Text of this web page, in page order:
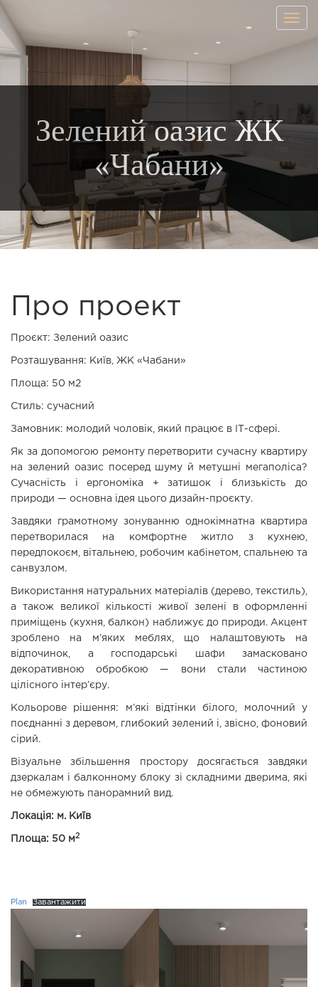
Зелений оазис ЖК
«Чабани»
Про проект
Проєкт: Зелений оазис
Розташування: Київ, ЖК «Чабани»
Площа: 50 м2
Стиль: сучасний
Замовник: молодий чоловік, який працює в ІТ-сфері.
Як за допомогою ремонту перетворити сучасну квартиру
на зелений оазис посеред шуму й метушні мегаполіса?
Сучасність і ергономіка + затишок і близькість до
природи — основна ідея цього дизайн-проєкту.
Завдяки грамотному зонуванню однокімнатна квартира
перетворилася на комфортне житло з кухнею,
передпокоєм, вітальнею, робочим кабінетом, спальнею та
санвузлом.
Використання натуральних матеріалів (дерево, текстиль),
а також великої кількості живої зелені в оформленні
приміщень (кухня, балкон) наближує до природи. Акцент
зроблено на м’яких меблях, що налаштовують на
відпочинок, а господарські шафи замасковано
декоративною обробкою — вони стали частиною
цілісного інтер’єру.
Кольорове рішення: м’які відтінки білого, молочний у
поєднанні з деревом, глибокий зелений і, звісно, фоновий
сірий.
Візуальне збільшення простору досягається завдяки
дзеркалам і балконному блоку зі складними дверима, які
не обмежують панорамний вид.
Локація: м. Київ
Площа: 50 м2
Plan Завантажити